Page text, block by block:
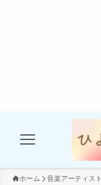
ホーム 音楽アーティスト